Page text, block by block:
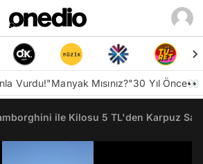
Vurdu!"Manyak Mısınız?"30 Yıl Önce👀
ile Kilosu 5 TL'den Karpuz